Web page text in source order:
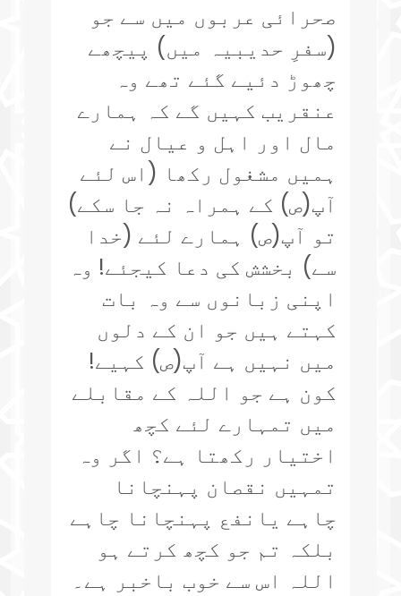
صحرائی عربوں میں سے جو
(سفرِ حدیبیہ میں) پیچھے
چھوڑ دئیے گئے تھے وہ
عنقریب کہیں گے کہ ہمارے
مال اور اہل و عیال نے
ہمیں مشغول رکھا (اس لئے
آپ(ص) کے ہمراہ نہ جا سکے)
تو آپ(ص) ہمارے لئے (خدا
سے) بخشش کی دعا کیجئے! وہ
اپنی زبانوں سے وہ بات
کہتے ہیں جو ان کے دلوں
میں نہیں ہے آپ(ص) کہیے!
کون ہے جو اللہ کے مقابلے
میں تمہارے لئے کچھ
اختیار رکھتا ہے؟ اگر وہ
تمہیں نقصان پہنچانا
چاہے یانفع پہنچانا چاہے
بلکہ تم جو کچھ کرتے ہو
اللہ اس سے خوب باخبر ہے۔